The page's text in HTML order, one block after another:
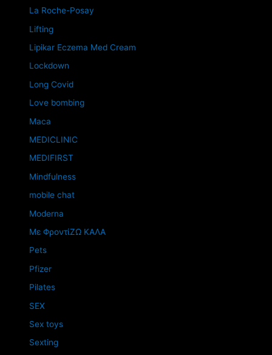
La Roche-Posay
Lifting
Lipikar Eczema Med Cream
Lockdown
Long Covid
Love bombing
Maca
MEDICLINIC
MEDIFIRST
Mindfulness
mobile chat
Moderna
Mε ΦροντίΖΩ ΚΑΛΑ
Pets
Pfizer
Pilates
SEX
Sex toys
Sexting